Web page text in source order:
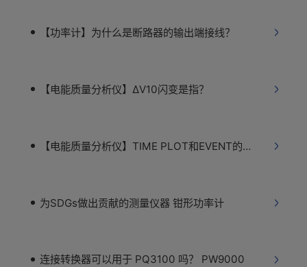
【功率计】为什么是断路器的输出端接线？
【电能质量分析仪】ΔV10闪变是指？
【电能质量分析仪】TIME PLOT和EVENT的区别
为SDGs做出贡献的测量仪器 钳形功率计
连接转换器可以用于 PQ3100 吗？ PW9000